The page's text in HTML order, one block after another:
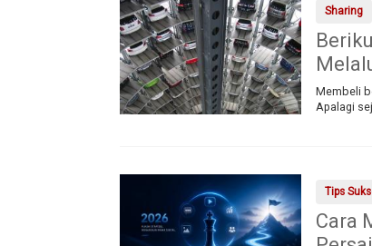
Sharing
Membeli
Apalagi
Tips
Cara